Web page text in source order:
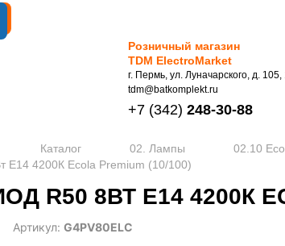
Розничный магазин
TDM ElectroMarket
г. Пермь, ул. Луначарского, д. 105,
tdm@batkomplekt.ru
+7 (342) 248-30-88
Каталог 02. Лампы 02.10
Е14 4200К Ecola Premium (10/100)
R50 8ВТ Е14 4200К
Артикул: G4PV80ELC